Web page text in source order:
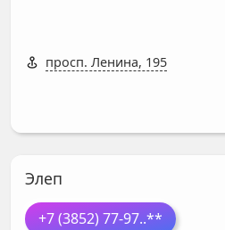
просп. Ленина, 195
Элеп
+7 (3852) 77-97..**